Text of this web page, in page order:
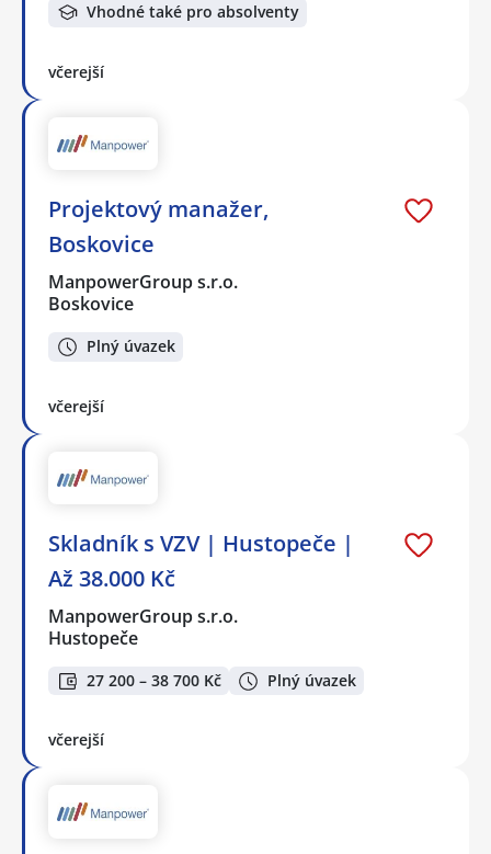
Vhodné také pro absolventy
včerejší
Projektový manažer,
Boskovice
ManpowerGroup s.r.o.
Boskovice
Plný úvazek
včerejší
Skladník s VZV | Hustopeče |
Až 38.000 Kč
ManpowerGroup s.r.o.
Hustopeče
27 200 – 38 700 Kč Plný úvazek
včerejší